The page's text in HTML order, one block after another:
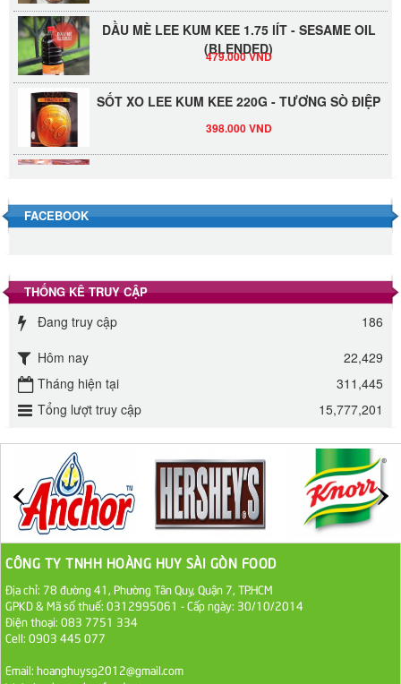
DẦU MÈ LEE KUM KEE 1.75 lÍT - SESAME OIL
(BLENDED)
479.000 VND
SỐT XO LEE KUM KEE 220G - TƯƠNG SÒ ĐIỆP
Đường phèn Long An bao 10kg
Đường mía thiên nhiên Biên Hòa gói 1kg
ĐƯỜNG SẠCH CÔ BA BIÊN HÒA 1KG
27.000 VND
Đường cát trắng An Khê bao 50kg
1.100.000 VND
Sa Tế Tôm Cholimex PET Hũ 450g
Ớt Sa Tế Cholimex Hũ Thuỷ Tinh 150g
FACEBOOK
THỐNG KÊ TRUY CẬP
Đang truy cập
186
Hôm nay
22,429
Tháng hiện tại
311,445
Tổng lượt truy cập
15,777,201
CÔNG TY TNHH HOÀNG HUY SÀI GÒN FOOD
Địa chỉ: 78 đường 41, Phường Tân Quy, Quận 7, TP.HCM
GPKD & Mã số thuế: 0312995061 - Cấp ngày: 30/10/2014
Điện thoại: 083 7751 334
Cell: 0903 445 077
Email: hoanghuysg2012@gmail.com